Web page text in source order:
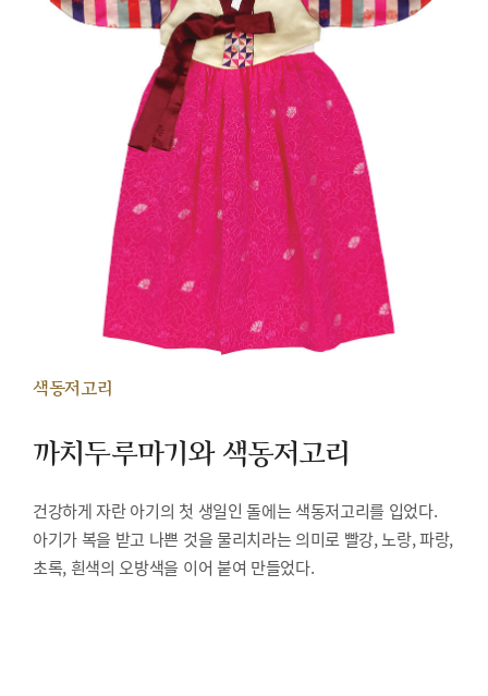
색동저고리
까치두루마기와 색동저고리
건강하게 자란 아기의 첫 생일인 돌에는 색동저고리를 입었다.
아기가 복을 받고 나쁜 것을 물리치라는 의미로 빨강, 노랑, 파랑,
초록, 흰색의 오방색을 이어 붙여 만들었다.